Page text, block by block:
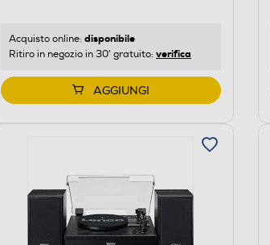
Acquisto online: disponibile
Ritiro in negozio in 30' gratuito: verifica
AGGIUNGI